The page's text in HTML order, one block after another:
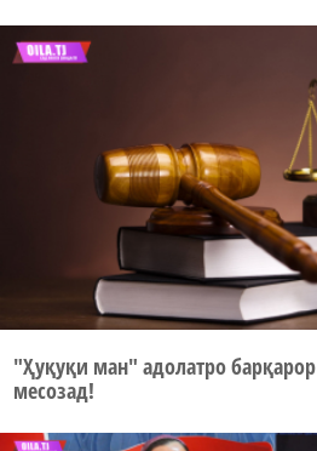
"Ҳуқуқи ман" адолатро барқарор
месозад!